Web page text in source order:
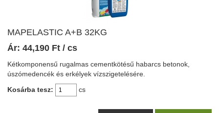
MAPELASTIC A+B 32KG
Ár: 44,190 Ft / cs
Kétkomponensű rugalmas cementkötésű habarcs betonok,
úszómedencék és erkélyek vízszigetelésére.
Kosárba tesz:
cs